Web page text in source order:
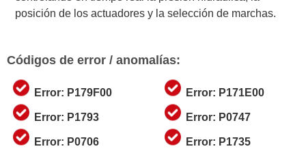
posición de los actuadores y la selección de marchas.
Códigos de error / anomalías:
Error: P179F00
Error: P1793
Error: P0706
Error: P171E00
Error: P0747
Error: P1735